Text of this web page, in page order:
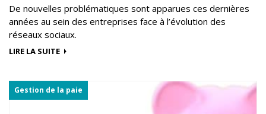
De nouvelles problématiques sont apparues ces dernières
années au sein des entreprises face à l’évolution des
réseaux sociaux.
LIRE LA SUITE
Gestion de la paie